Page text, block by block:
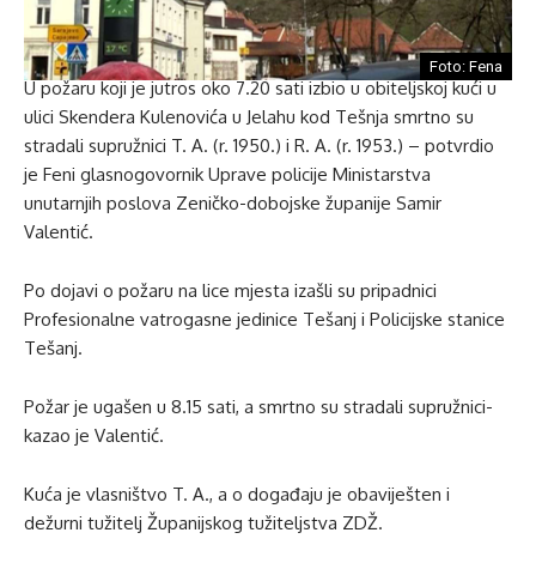
Foto: Fena
U požaru koji je jutros oko 7.20 sati izbio u obiteljskoj kući u
ulici Skendera Kulenovića u Jelahu kod Tešnja smrtno su
stradali supružnici T. A. (r. 1950.) i R. A. (r. 1953.) – potvrdio
je Feni glasnogovornik Uprave policije Ministarstva
unutarnjih poslova Zeničko-dobojske županije Samir
Valentić.
Po dojavi o požaru na lice mjesta izašli su pripadnici
Profesionalne vatrogasne jedinice Tešanj i Policijske stanice
Tešanj.
Požar je ugašen u 8.15 sati, a smrtno su stradali supružnici-
kazao je Valentić.
Kuća je vlasništvo T. A., a o događaju je obaviješten i
dežurni tužitelj Županijskog tužiteljstva ZDŽ.